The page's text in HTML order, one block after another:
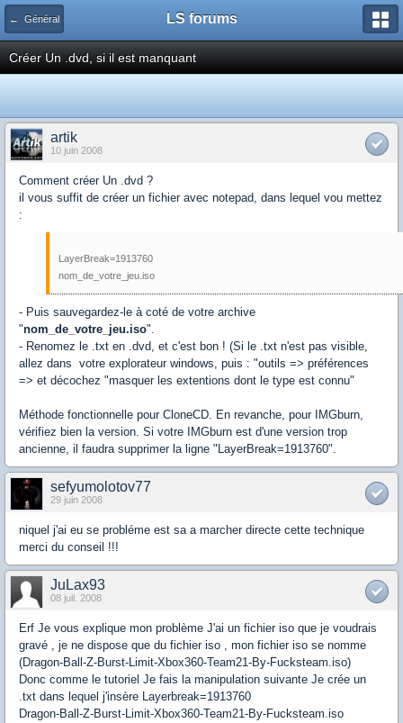
← Général LS forums
Créer Un .dvd, si il est manquant
artik
10 juin 2008
Comment créer Un .dvd ?
il vous suffit de créer un fichier avec notepad, dans lequel vou mettez
:
LayerBreak=1913760
nom_de_votre_jeu.iso
- Puis sauvegardez-le à coté de votre archive
"nom_de_votre_jeu.iso".
- Renomez le .txt en .dvd, et c'est bon ! (Si le .txt n'est pas visible,
allez dans votre explorateur windows, puis : "outils => préférences
=> et décochez "masquer les extentions dont le type est connu"
Méthode fonctionnelle pour CloneCD. En revanche, pour IMGburn,
vérifiez bien la version. Si votre IMGburn est d'une version trop
ancienne, il faudra supprimer la ligne "LayerBreak=1913760".
sefyumolotov77
29 juin 2008
niquel j'ai eu se probléme est sa a marcher directe cette technique
merci du conseil !!!
JuLax93
08 juil. 2008
Erf Je vous explique mon problème J'ai un fichier iso que je voudrais
gravé , je ne dispose que du fichier iso , mon fichier iso se nomme
(Dragon-Ball-Z-Burst-Limit-Xbox360-Team21-By-Fucksteam.iso)
Donc comme le tutoriel Je fais la manipulation suivante Je crée un
.txt dans lequel j'insère Layerbreak=1913760
Dragon-Ball-Z-Burst-Limit-Xbox360-Team21-By-Fucksteam.iso